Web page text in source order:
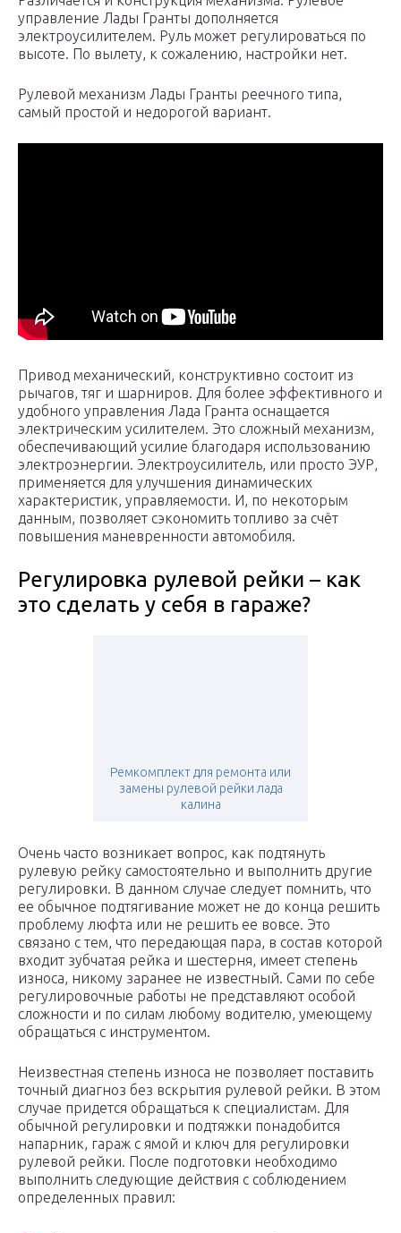
управление Лады Гранты дополняется
электроусилителем. Руль может регулироваться по
высоте. По вылету, к сожалению, настройки нет.
Рулевой механизм Лады Гранты реечного типа,
самый простой и недорогой вариант.
Привод механический, конструктивно состоит из
рычагов, тяг и шарниров. Для более эффективного и
удобного управления Лада Гранта оснащается
электрическим усилителем. Это сложный механизм,
обеспечивающий усилие благодаря использованию
электроэнергии. Электроусилитель, или просто ЭУР,
применяется для улучшения динамических
характеристик, управляемости. И, по некоторым
данным, позволяет сэкономить топливо за счёт
повышения маневренности автомобиля.
Регулировка рулевой рейки – как
это сделать у себя в гараже?
Ремкомплект для ремонта или
замены рулевой рейки лада
калина
Очень часто возникает вопрос, как подтянуть
рулевую рейку самостоятельно и выполнить другие
регулировки. В данном случае следует помнить, что
ее обычное подтягивание может не до конца решить
проблему люфта или не решить ее вовсе. Это
связано с тем, что передающая пара, в состав которой
входит зубчатая рейка и шестерня, имеет степень
износа, никому заранее не известный. Сами по себе
регулировочные работы не представляют особой
сложности и по силам любому водителю, умеющему
обращаться с инструментом.
Неизвестная степень износа не позволяет поставить
точный диагноз без вскрытия рулевой рейки. В этом
случае придется обращаться к специалистам. Для
обычной регулировки и подтяжки понадобится
напарник, гараж с ямой и ключ для регулировки
рулевой рейки. После подготовки необходимо
выполнить следующие действия с соблюдением
определенных правил: